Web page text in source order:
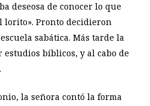
deseosa de conocer lo que
lorito». Pronto decidieron
sabática. Más tarde la
bíblicos, y al cabo de
la señora contó la forma